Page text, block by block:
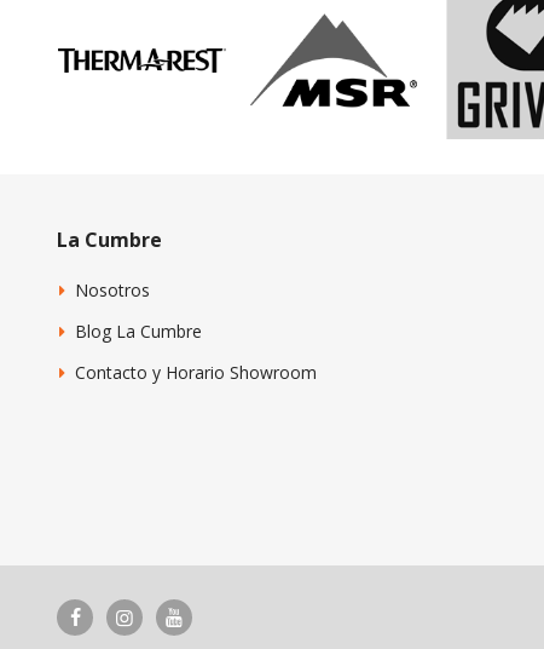
La Cumbre
Nosotros
Blog La Cumbre
Contacto y Horario Showroom